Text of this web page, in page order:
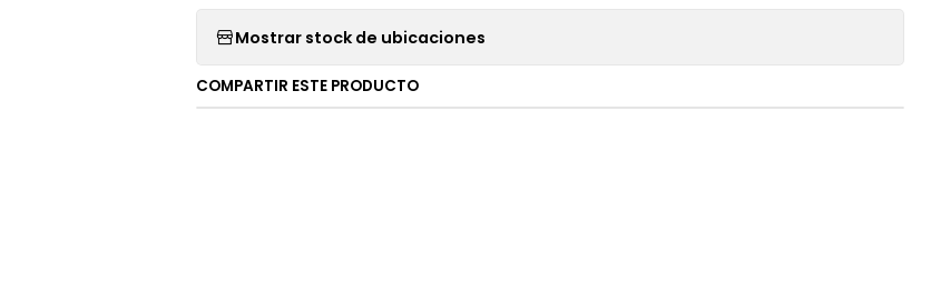
Mostrar stock de ubicaciones
COMPARTIR ESTE PRODUCTO